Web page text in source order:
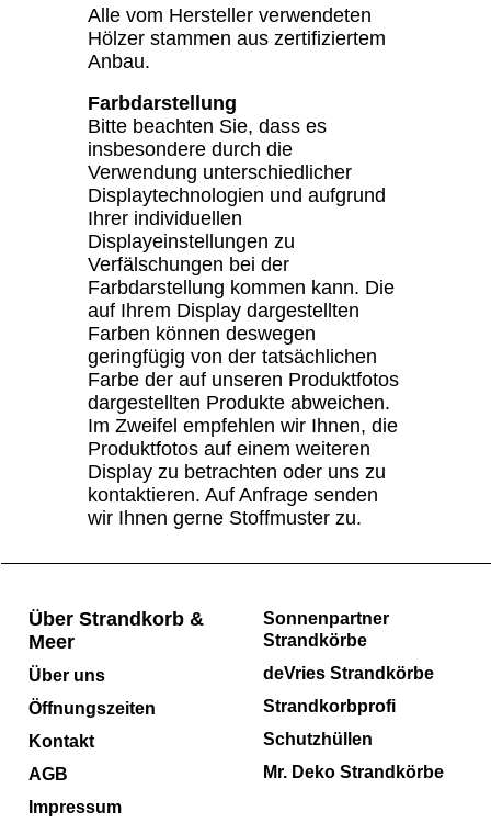
Alle vom Hersteller verwendeten
Hölzer stammen aus zertifiziertem
Anbau.
Farbdarstellung
Bitte beachten Sie, dass es
insbesondere durch die
Verwendung unterschiedlicher
Displaytechnologien und aufgrund
Ihrer individuellen
Displayeinstellungen zu
Verfälschungen bei der
Farbdarstellung kommen kann. Die
auf Ihrem Display dargestellten
Farben können deswegen
geringfügig von der tatsächlichen
Farbe der auf unseren Produktfotos
dargestellten Produkte abweichen.
Im Zweifel empfehlen wir Ihnen, die
Produktfotos auf einem weiteren
Display zu betrachten oder uns zu
kontaktieren. Auf Anfrage senden
wir Ihnen gerne Stoffmuster zu.
Sonnenpartner
Strandkörbe
deVries Strandkörbe
Strandkorbprofi
Schutzhüllen
Mr. Deko Strandkörbe
Über Strandkorb &
Meer
Über uns
Öffnungszeiten
Kontakt
AGB
Impressum